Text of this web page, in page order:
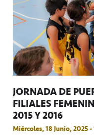
JORNADA DE
FILIALES
2015 Y 2016
Miércoles, 18 Junio, 2025 -